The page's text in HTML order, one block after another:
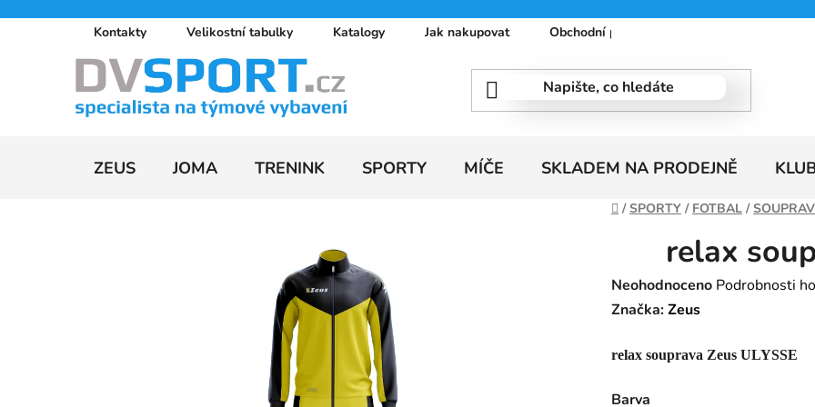
Kontakty Velikostní tabulky Katalogy Jak nakupovat Obchodní podmínky
ZEUS JOMA TRENINK SPORTY MÍČE SKLADEM NA PRODEJNĚ
Domů
/ SPORTY / FOTBAL /
relax
Průměrné
hodnocení
je
Neohodnoceno Podrobnosti
Značka:Zeus
relax souprava Zeus ULYSSE
Barva